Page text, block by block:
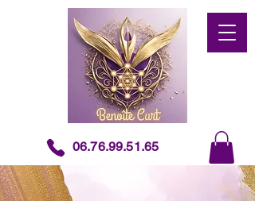
06.76.99.51.65